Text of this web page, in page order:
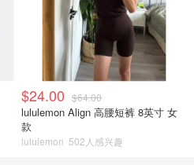
$24.00 $64.00
lululemon Align 高腰短裤 8英寸 女
款
lululemon 502人感兴趣